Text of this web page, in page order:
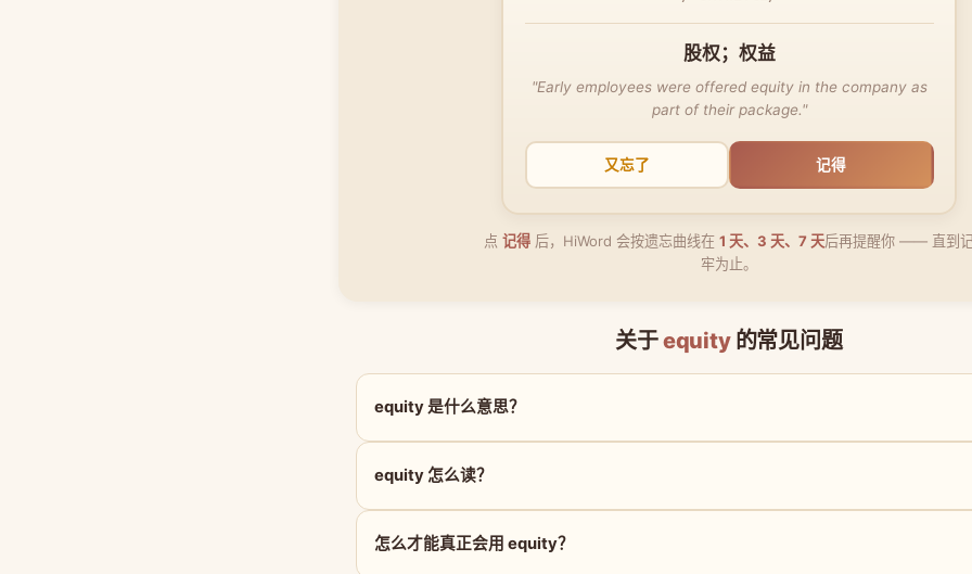
股权；权益
"Early employees were offered equity in the company as
part of their package."
又忘了 记得
点 记得 后，HiWord 会按遗忘曲线在 1 天、3 天、7 天后再提醒你 —— 直到
牢为止。
关于equity的常见问题
equity 是什么意思？
equity 怎么读？
怎么才能真正会用 equity？